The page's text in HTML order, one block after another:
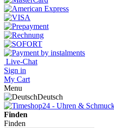
Live-Chat
Sign in
My Cart
Menu
Deutsch
Finden
Finden